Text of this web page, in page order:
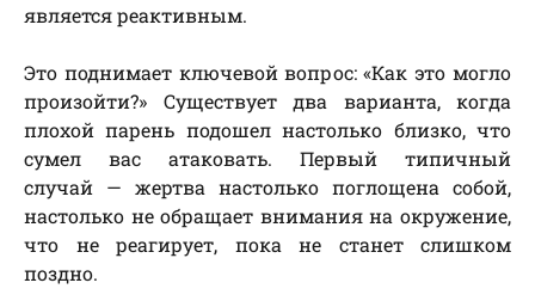
является реактивным.
Это поднимает ключевой вопрос: «Как это могло
произойти?» Существует два варианта, когда
плохой парень подошел настолько близко, что
сумел вас атаковать. Первый типичный
случай — жертва настолько поглощена собой,
настолько не обращает внимания на окружение,
что не реагирует, пока не станет слишком
поздно.